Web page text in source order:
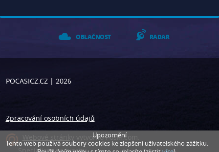
OBLAČNOST RADAR
POCASICZ.CZ| 2026
Zpracování osobních údajů
Webové stránky vytvořiloPoski.com
Upozornění
Tento web použivá soubory cookies ke zlepšení uživatelského zážitku.